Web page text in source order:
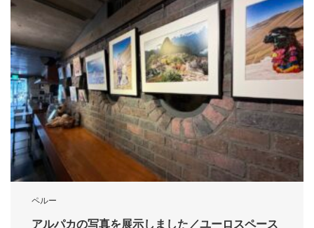
ペルー
アルパカの写真を展示しました／ユーロスペース